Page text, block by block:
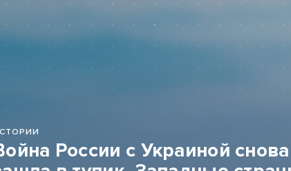
России с Украиной снова